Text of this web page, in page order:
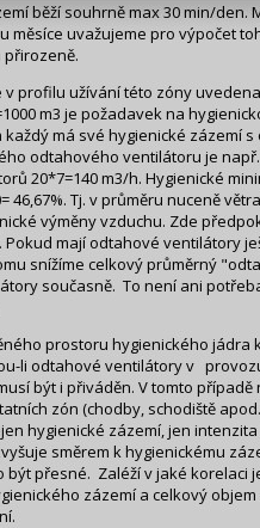
běží souhrně max 30 min/den.
měsíce uvažujeme pro výpočet
přirozeně.
v profilu užívání této zóny
m3 je požadavek na
má své hygienické zázemí
odtahového ventilátoru je
20*7=140 m3/h. Hygienické
Tj. v průměru nuceně
výměny vzduchu. Zde
mají odtahové ventilátory
snížíme celkový průměrný
současně. To není ani
prostoru hygienického jádra
li odtahové ventilátory v
být i přiváděn. V tomto případě
zón (chodby, schodiště
hygienické zázemí, jen
směrem k hygienickému
být přesné. Zaléží v jaké korelaci
zázemí a celkový objem